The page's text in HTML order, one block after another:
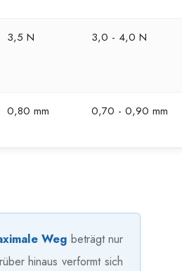
3,5 N 3,0 - 4,0 N
0,80 mm 0,70 - 0,90 mm
Weg beträgt nur
hinaus verformt sich